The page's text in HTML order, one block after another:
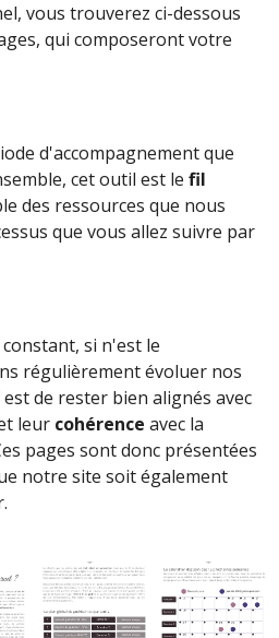
vous trouverez ci-dessous
qui composeront votre
d'accompagnement que
cet outil est le fil
des ressources que nous
que vous allez suivre par
si n'est le
régulièrement évoluer nos
de rester bien alignés avec
leur cohérence avec la
pages sont donc présentées
notre site soit également